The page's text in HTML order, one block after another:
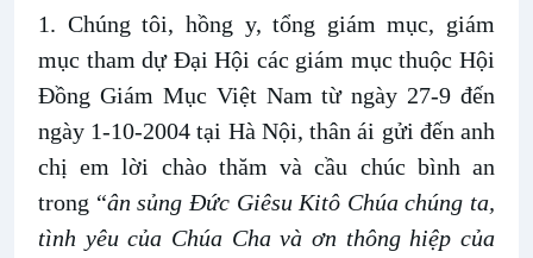
1. Chúng tôi, hồng y, tổng giám mục, giám
mục tham dự Đại Hội các giám mục thuộc Hội
Đồng Giám Mục Việt Nam từ ngày 27-9 đến
ngày 1-10-2004 tại Hà Nội, thân ái gửi đến anh
chị em lời chào thăm và cầu chúc bình an
trong “ân sủng Đức Giêsu Kitô Chúa chúng ta,
tình yêu của Chúa Cha và ơn thông hiệp của